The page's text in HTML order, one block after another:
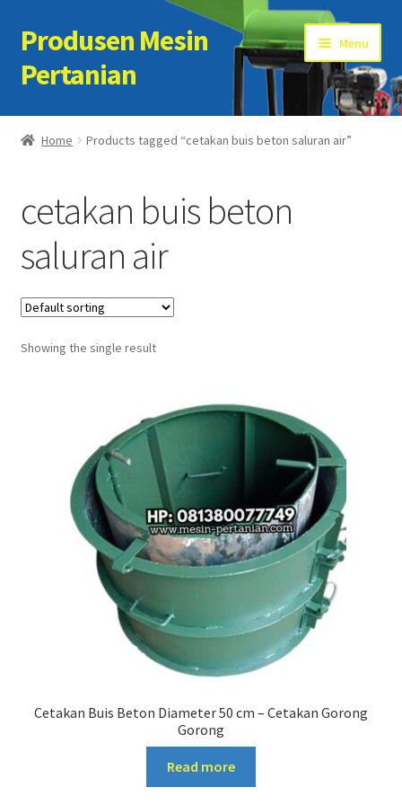
Skip
to
navigation
Skip
to
content
Produsen Mesin
Pertanian
Menu
Home
Cart
Checkout
Kontak Kami
My account
Home Products tagged “cetakan buis beton saluran air”
cetakan buis beton
saluran air
Showing the single result
Cetakan Buis Beton Diameter 50 cm – Cetakan Gorong
Gorong
Read more